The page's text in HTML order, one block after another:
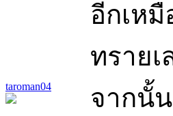
taroman04
อีกเห
ทราย
จากนั้